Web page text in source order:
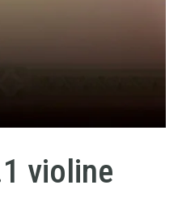
violine